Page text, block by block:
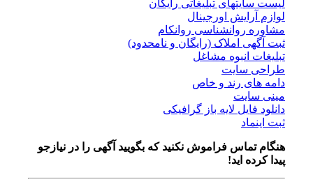
لیست سایتهای تبلیغاتی رایگان
لوازم آرایش اورجینال
مشاوره روانشناسی روانکام
ثبت آگهی املاک (رایگان و نامحدود)
تبلیغات انبوه مشاغل
طراحی سایت
دامه های رند و خاص
مینی سایت
دانلود فایل لایه باز گرافیکی
ثبت اینماد
هنگام تماس فراموش نکنید که بگویید آگهی را در نیازجو
پیدا کرده اید!